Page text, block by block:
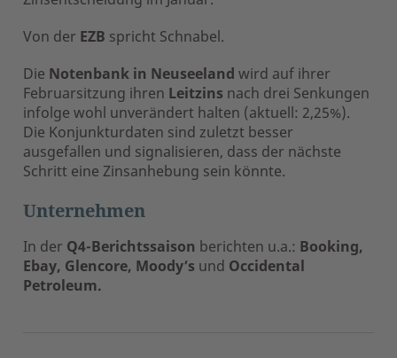
Von der EZB spricht Schnabel.
Die Notenbank in Neuseeland wird auf ihrer
Februarsitzung ihren Leitzins nach drei Senkungen
infolge wohl unverändert halten (aktuell: 2,25%).
Die Konjunkturdaten sind zuletzt besser
ausgefallen und signalisieren, dass der nächste
Schritt eine Zinsanhebung sein könnte.
Unternehmen
In der Q4-Berichtssaison berichten u.a.: Booking,
Ebay, Glencore, Moody’s und Occidental
Petroleum.